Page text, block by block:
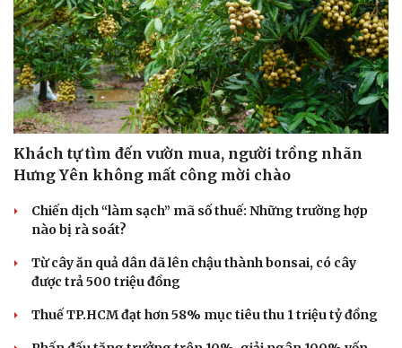
Khách tự tìm đến vườn mua, người trồng nhãn
Hưng Yên không mất công mời chào
Chiến dịch “làm sạch” mã số thuế: Những trường hợp
nào bị rà soát?
Từ cây ăn quả dân dã lên chậu thành bonsai, có cây
được trả 500 triệu đồng
Thuế TP.HCM đạt hơn 58% mục tiêu thu 1 triệu tỷ đồng